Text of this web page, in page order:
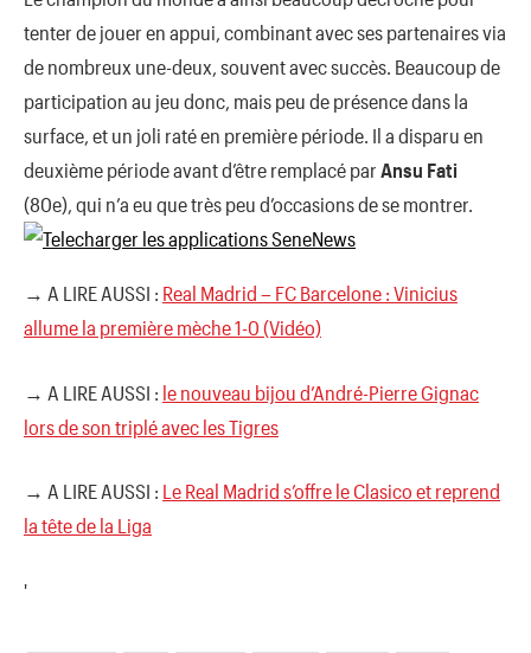
tenter de jouer en appui, combinant avec ses partenaires via
de nombreux une-deux, souvent avec succès. Beaucoup de
participation au jeu donc, mais peu de présence dans la
surface, et un joli raté en première période. Il a disparu en
deuxième période avant d’être remplacé par Ansu Fati
(80e), qui n’a eu que très peu d’occasions de se montrer.
→ A LIRE AUSSI : Real Madrid – FC Barcelone : Vinicius
allume la première mèche 1-0 (Vidéo)
→ A LIRE AUSSI : le nouveau bijou d’André-Pierre Gignac
lors de son triplé avec les Tigres
→ A LIRE AUSSI : Le Real Madrid s’offre le Clasico et reprend
la tête de la Liga
'